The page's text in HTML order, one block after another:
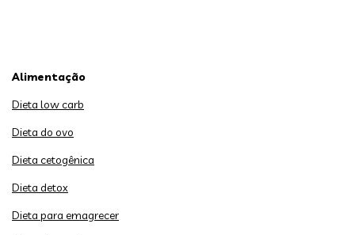
Alimentação
Dieta low carb
Dieta do ovo
Dieta cetogênica
Dieta detox
Dieta para emagrecer